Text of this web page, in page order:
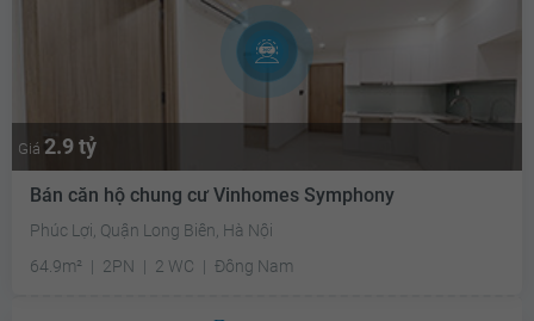
Giá 2.9 tỷ
Bán căn hộ chung cư Vinhomes Symphony
Phúc Lợi, Quận Long Biên, Hà Nội
64.9m²
2PN 2 WC Đông Nam